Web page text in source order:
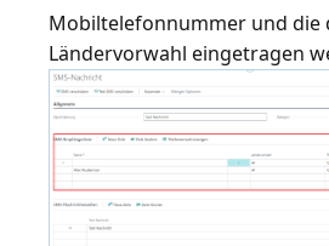
Mobiltelefonnummer und die